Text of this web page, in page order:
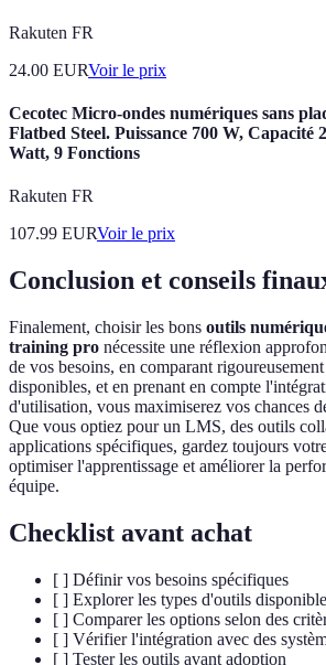
Rakuten FR
24.00 EURVoir le prix
Cecotec Micro-ondes numériques sans
Flatbed Steel. Puissance 700 W, Capacité
Watt, 9 Fonctions
Rakuten FR
107.99 EURVoir le prix
Conclusion et conseils
Finalement, choisir les bons outils
training pro nécessite une réflexion
de vos besoins, en comparant
disponibles, et en prenant en compte
d'utilisation, vous maximiserez vos chances
Que vous optiez pour un LMS, des outils
applications spécifiques, gardez toujours
optimiser l'apprentissage et améliorer la
équipe.
Checklist avant achat
[ ] Définir vos besoins spécifiques
[ ] Explorer les types d'outils
[ ] Comparer les options selon des
[ ] Vérifier l'intégration avec des
[ ] Tester les outils avant adoption